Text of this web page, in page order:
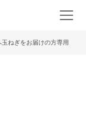
ねぎをお届けの方専用